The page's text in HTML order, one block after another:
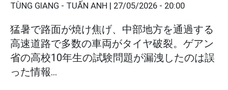
TÙNG GIANG - TUẤN ANH | 27/05/2026 - 20:00
猛暑で路面が焼け焦げ、中部地方を通過する
高速道路で多数の車両がタイヤ破裂。ゲアン
省の高校10年生の試験問題が漏洩したのは誤
った情報...